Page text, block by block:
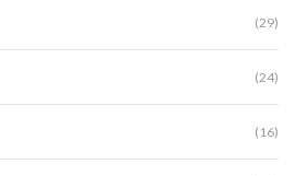
(29)
(24)
(16)